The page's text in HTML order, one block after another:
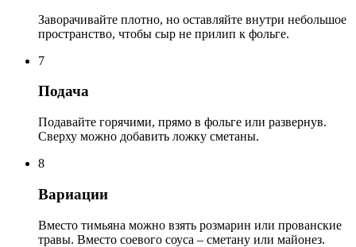
Заворачивайте плотно, но оставляйте внутри небольшое
пространство, чтобы сыр не прилип к фольге.
7
Подача
Подавайте горячими, прямо в фольге или развернув.
Сверху можно добавить ложку сметаны.
8
Вариации
Вместо тимьяна можно взять розмарин или прованские
травы. Вместо соевого соуса – сметану или майонез.